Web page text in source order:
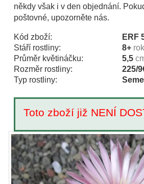
někdy však i v den objednání.
poštovné, upozorněte nás.
Kód zboží:
ERF
Stáří rostliny:
8+
Průměr květináčku:
5,5
Rozměr rostliny:
225/
Typ rostliny:
Toto zboží již NENÍ